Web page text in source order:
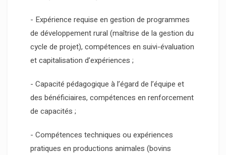
- Expérience requise en gestion de programmes
de développement rural (maîtrise de la gestion du
cycle de projet), compétences en suivi-évaluation
et capitalisation d’expériences ;
- Capacité pédagogique à l’égard de l’équipe et
des bénéficiaires, compétences en renforcement
de capacités ;
- Compétences techniques ou expériences
pratiques en productions animales (bovins